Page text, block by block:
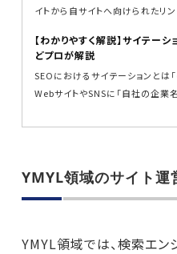
イトから自サイトへ向けられたリ
【わかりやすく解説】サイテー
どプロが解説
SEOにおけるサイテーションとは
WebサイトやSNSに「自社の企業
YMYL領域のサイト運
YMYL領域では、検索エン